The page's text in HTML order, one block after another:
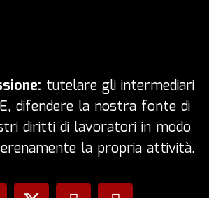
tutelare gli intermediari
difendere la nostra fonte di
diritti di lavoratori in modo
la propria attività.